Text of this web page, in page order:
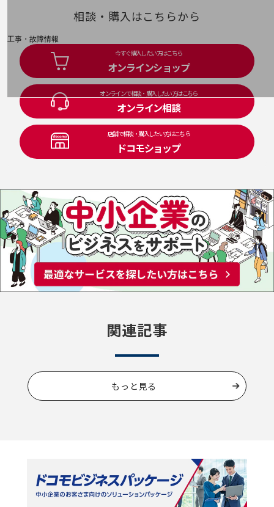
工事・故障情報
お客さまサポートサイト
SDPFナレッジセンター
NTTドコモ 通信障害情報
相談・購入はこちらから
今すぐ購入したい方はこちら
オンラインショップ
オンラインで相談・購入したい方はこちら
オンライン相談
店舗で相談・購入したい方はこちら
ドコモショップ
関連記事
もっと見る